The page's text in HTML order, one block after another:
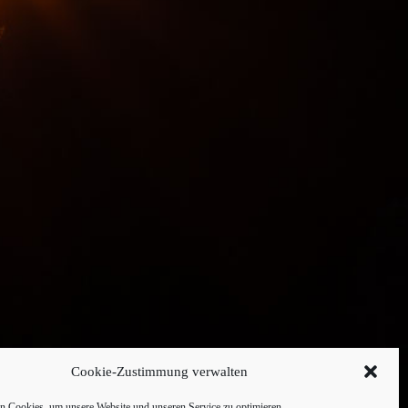
Cookie-Zustimmung verwalten